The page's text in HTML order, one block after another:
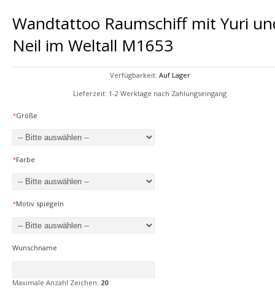
Wandtattoo Raumschiff mit Yuri
Neil im Weltall M1653
Verfügbarkeit: Auf Lager
Lieferzeit: 1-2 Werktage nach Zahlungseingang
*Größe
*Farbe
*Motiv spiegeln
Wunschname
Maximale Anzahl Zeichen: 20